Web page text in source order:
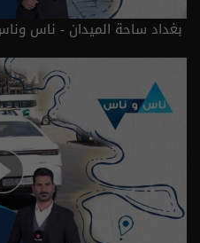
بغداد ساحة الميدان - ناس وناس م٩ - الحلقة ٨٦ | الموسم 9